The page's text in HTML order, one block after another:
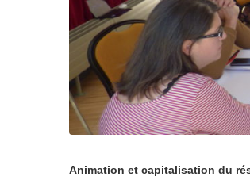
Animation et capitalisation du